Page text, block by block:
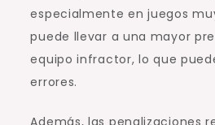
especialmente en juegos
puede llevar a una mayor
equipo infractor, lo que
errores.
Además, las penalizaciones